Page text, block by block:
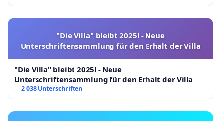
"Die Villa" bleibt 2025! - Neue
Unterschriftensammlung für den Erhalt der Villa
"Die Villa" bleibt 2025! - Neue
Unterschriftensammlung für den Erhalt der Villa
2 038 Unterschriften